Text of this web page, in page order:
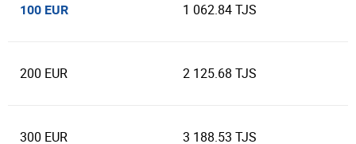
100 EUR 1 062.84 TJS
200 EUR 2 125.68 TJS
300 EUR 3 188.53 TJS